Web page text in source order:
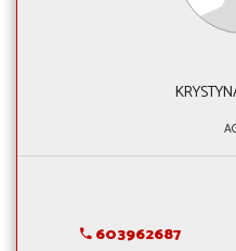
603962687